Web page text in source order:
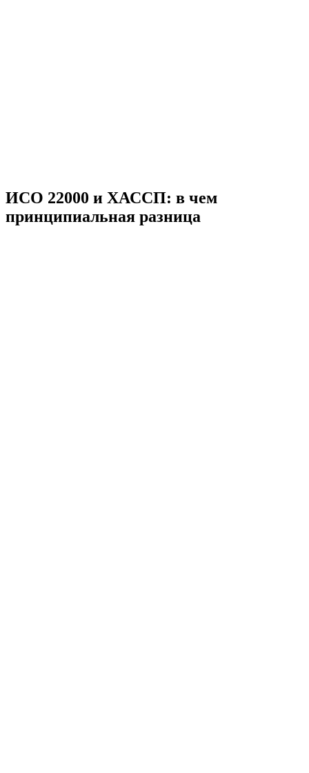
ИСО 22000 и ХАССП: в чем
принципиальная разница